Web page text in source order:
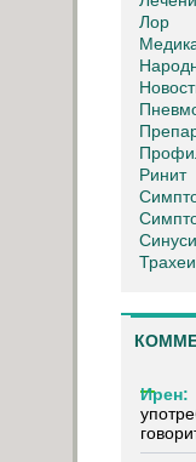
Лор
Ринит
Ирен: